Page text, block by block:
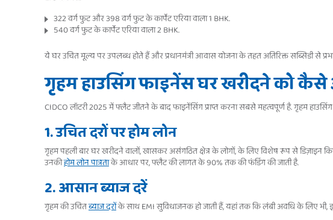
322 वर्ग फुट और 398 वर्ग फुट के कार्पेट एरिया वाला 1 BHK.
540 वर्ग फुट के कार्पेट एरिया वाला 2 BHK.
ये घर उचित मूल्य पर उपलब्ध होते हैं और प्रधानमंत्री आवास योजना के तहत अतिरिक्त सब्सिडी से
गृहम हाउसिंग फाइनेंस घर खरीदने को कैसे
CIDCO लॉटरी 2025 में फ्लैट जीतने के बाद फाइनेंसिंग प्राप्त करना सबसे महत्वपूर्ण है. गृहम
1. उचित दरों पर होम लोन
गृहम पहली बार घर खरीदने वालों, खासकर असंगठित क्षेत्र के लोगों, के लिए विशेष रूप से डिज़ाइन
उनकीहोम लोन पात्रताके आधार पर, फ्लैट की लागत के 90% तक की फंडिंग की जाती है.
2. आसान ब्याज दरें
गृहम की उचितब्याज दरोंके साथ EMI सुविधाजनक हो जाती हैं, यहां तक कि लंबी अवधि के लिए